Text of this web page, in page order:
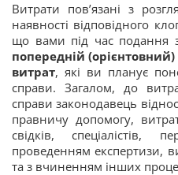
Витрати пов’язані з
наявності відповідного
що вами під час подання
попередній
витрат, які ви планує
справи. Загалом, до
справи законодавець
правничу допомогу,
свідків, спеціалістів,
проведенням експертизи,
та з вчиненням інших